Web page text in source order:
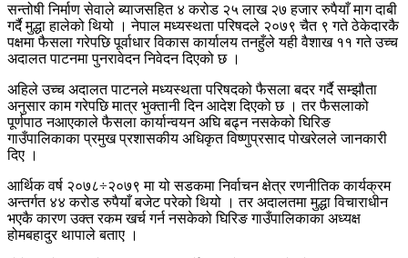
सन्तोषी निर्माण सेवाले ब्याजसहित ४ करोड २५ लाख २७ हजार रुपैयाँ माग दाबी
गर्दै मुद्धा हालेको थियो । नेपाल मध्यस्थता परिषदले २०७९ चैत ९ गते ठेकेदारकै
पक्षमा फैसला गरेपछि पूर्वाधार विकास कार्यालय तनहुँले यही वैशाख ११ गते उच्च
अदालत पाटनमा पुनरावेदन निवेदन दिएको छ ।
अहिले उच्च अदालत पाटनले मध्यस्थता परिषदको फैसला बदर गर्दै सम्झौता
अनुसार काम गरेपछि मात्र भुक्तानी दिन आदेश दिएको छ । तर फैसलाको
पूर्णपाठ नआएकाले फैसला कार्यान्वयन अघि बढ्न नसकेको घिरिङ
गाउँपालिकाका प्रमुख प्रशासकीय अधिकृत विष्णुप्रसाद पोखरेलले जानकारी
दिए ।
आर्थिक वर्ष २०७८÷२०७९ मा यो सडकमा निर्वाचन क्षेत्र रणनीतिक कार्यक्रम
अन्तर्गत ४४ करोड रुपैयाँ बजेट परेको थियो । तर अदालतमा मुद्धा विचाराधीन
भएकै कारण उक्त रकम खर्च गर्न नसकेको घिरिङ गाउँपालिकाका अध्यक्ष
होमबहादुर थापाले बताए ।